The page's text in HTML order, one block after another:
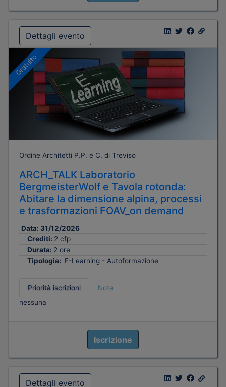
Dettagli evento
Gratuito
Ordine Architetti P.P. e C. di Treviso
ARCH_TALK Laboratorio
BergmeisterWolf e Tavola rotonda:
Abitare la dimensione alpina, processi
e trasformazioni FOAV_on demand
Data: 31/12/2026
Crediti: 2 cfp
Durata: 2 ore
Tipologia: E-Learning - Autoformazione
Priorità iscrizioni
Note
nessuna
Iscrizione
Dettagli evento